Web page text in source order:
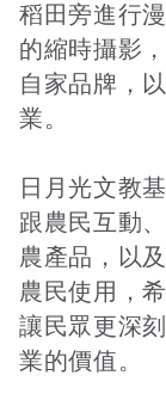
稻田旁進行
的縮時攝影
自家品牌，
業。
日月光文教
跟農民互動
農產品，以
農民使用，
讓民眾更深
業的價值。